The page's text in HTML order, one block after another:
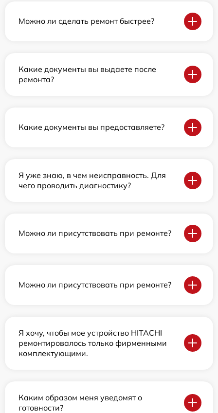
Можно ли сделать ремонт быстрее?
Какие документы вы выдаете после
ремонта?
Какие документы вы предоставляете?
Я уже знаю, в чем неисправность. Для
чего проводить диагностику?
Можно ли присутствовать при ремонте?
Можно ли присутствовать при ремонте?
Я хочу, чтобы мое устройство HITACHI
ремонтировалось только фирменными
комплектующими.
Каким образом меня уведомят о
готовности?